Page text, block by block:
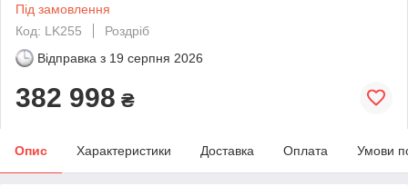
Під замовлення
Код: LK255
Роздріб
Відправка з 19 серпня 2026
382 998 ₴
Опис Характеристики Доставка Оплата Умови